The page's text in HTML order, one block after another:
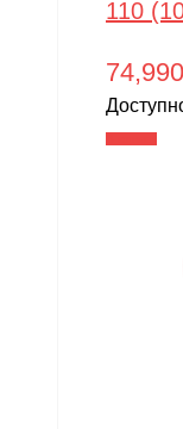
110
74,990